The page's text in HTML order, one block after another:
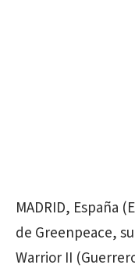
MADRID, España
de Greenpeace,
Warrior II